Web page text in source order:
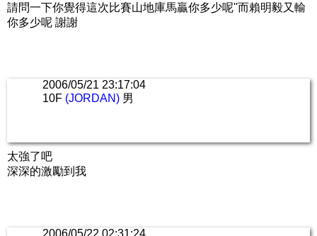
請問一下你覺得這次比賽山地庫馬贏你多少呢''而賴明毅又輸
你多少呢 謝謝
2006/05/21 23:17:04
10F (JORDAN) 男
太強了吧
深深的激勵到我